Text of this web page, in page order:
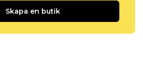
Skapa en butik